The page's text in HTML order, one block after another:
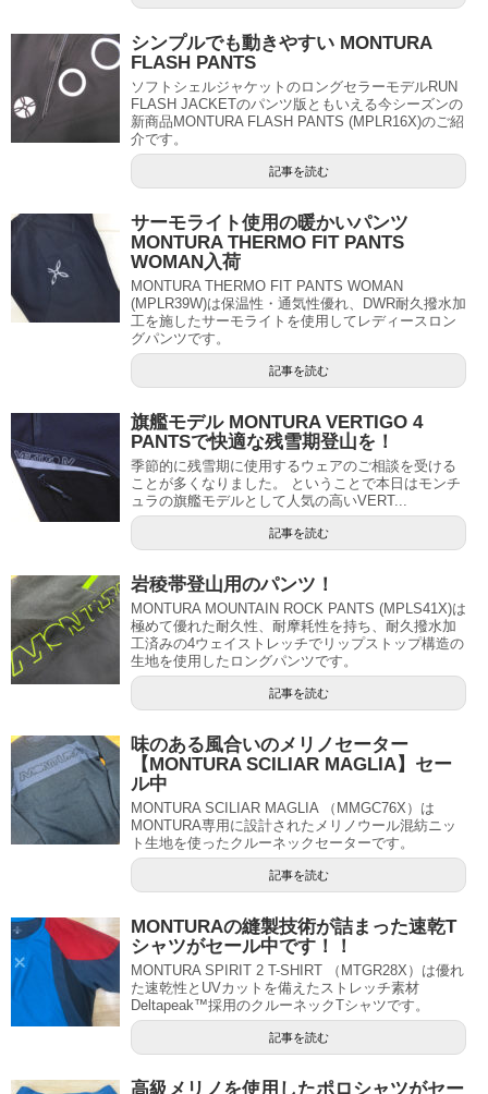
シンプルでも動きやすい MONTURA
FLASH PANTS
ソフトシェルジャケットのロングセラーモデルRUN
FLASH JACKETのパンツ版ともいえる今シーズンの
新商品MONTURA FLASH PANTS (MPLR16X)のご紹
介です。
記事を読む
サーモライト使用の暖かいパンツ
MONTURA THERMO FIT PANTS
WOMAN入荷
MONTURA THERMO FIT PANTS WOMAN
(MPLR39W)は保温性・通気性優れ、DWR耐久撥水加
工を施したサーモライトを使用してレディースロン
グパンツです。
記事を読む
旗艦モデル MONTURA VERTIGO 4
PANTSで快適な残雪期登山を！
季節的に残雪期に使用するウェアのご相談を受ける
ことが多くなりました。 ということで本日はモンチ
ュラの旗艦モデルとして人気の高いVERT...
記事を読む
岩稜帯登山用のパンツ！
MONTURA MOUNTAIN ROCK PANTS (MPLS41X)は
極めて優れた耐久性、耐摩耗性を持ち、耐久撥水加
工済みの4ウェイストレッチでリップストップ構造の
生地を使用したロングパンツです。
記事を読む
味のある風合いのメリノセーター
【MONTURA SCILIAR MAGLIA】セー
ル中
MONTURA SCILIAR MAGLIA （MMGC76X）は
MONTURA専用に設計されたメリノウール混紡ニッ
ト生地を使ったクルーネックセーターです。
記事を読む
MONTURAの縫製技術が詰まった速乾T
シャツがセール中です！！
MONTURA SPIRIT 2 T-SHIRT （MTGR28X）は優れ
た速乾性とUVカットを備えたストレッチ素材
Deltapeak™採用のクルーネックTシャツです。
記事を読む
高級メリノを使用したポロシャツがセー